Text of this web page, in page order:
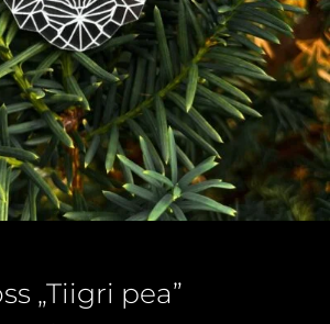
„Tiigri pea”